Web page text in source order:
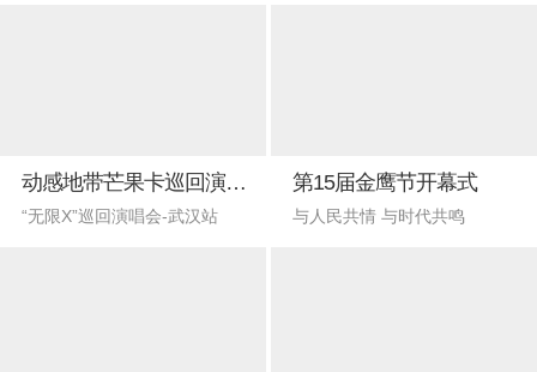
动感地带芒果卡巡回演唱会-武汉站
“无限X”巡回演唱会-武汉站
第15届金鹰节开幕式
与人民共情 与时代共鸣